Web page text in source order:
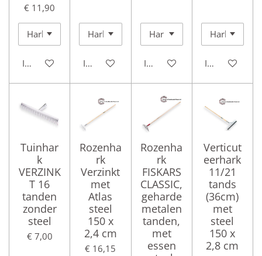
€ 11,90
In winkelwagenIn winkelwagenIn winkelwagenIn
Tuinhar
k
VERZINK
T 16
tanden
zonder
steel
€ 7,00
Rozenha
rk
Verzinkt
met
Atlas
steel
150 x
2,4 cm
€ 16,15
Rozenha
rk
FISKARS
CLASSIC,
geharde
metalen
tanden,
met
essen
Verticut
eerhark
11/21
tands
(36cm)
met
steel
150 x
2,8 cm